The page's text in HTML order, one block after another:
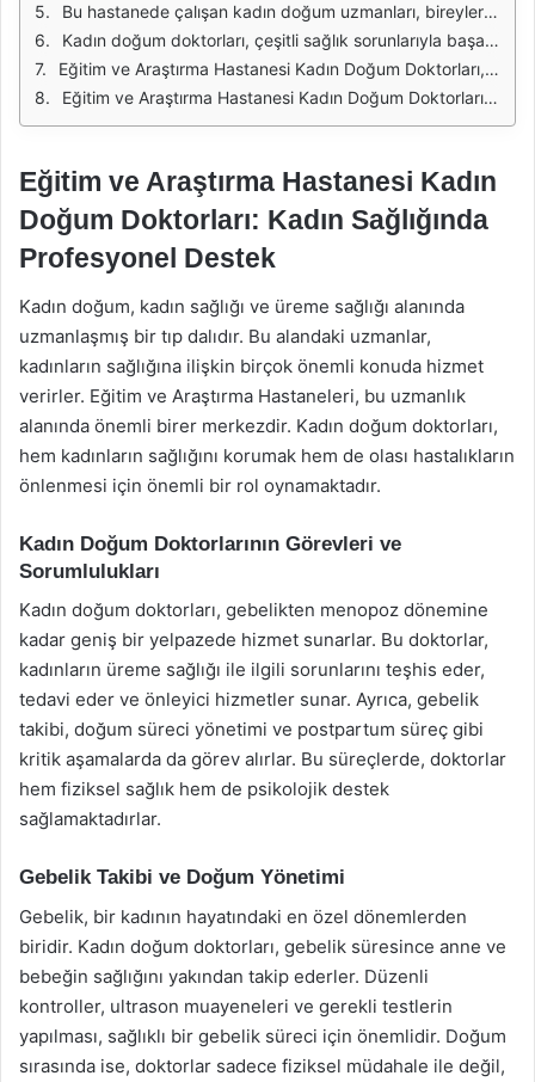
Bu hastanede çalışan kadın doğum uzmanları, bireylerin sağlıklı bir yaşam sürdürmelerine yardımcı olmanın yanı sıra, eğitim ve araştırma faaliyetleriyle de sağlık alanına katkıda bulunmaktadır. Öğrencilere ve stajyer doktorlara mentorluk yaparak, gelecekteki sağlık profesyonellerinin yetişmesine katkı sağlamaktadırlar. Bu durum, hastanenin akademik başarısını da artırmaktadır.
Kadın doğum doktorları, çeşitli sağlık sorunlarıyla başa çıkmak için multidisipliner bir yaklaşım benimsemektedir. Özellikle jinekolojik sorunlar, infertilite ve hormonal dengesizlikler gibi alanlarda uzmanlıkları sayesinde hastalarına bütüncül bir tedavi sunmakta ve gerektiğinde diğer uzmanlık alanlarıyla işbirliği yapmaktadırlar.
Eğitim ve Araştırma Hastanesi Kadın Doğum Doktorları, ayrıca doğum kontrol yöntemleri ve aile planlaması konularında da hastalarına rehberlik etmektedir. Bu süreçte, bireylerin ihtiyaçlarına ve yaşam koşullarına uygun çözümler sunarak, sağlıklı bir aile planlaması yapmalarına yardımcı olmaktadırlar.
Eğitim ve Araştırma Hastanesi Kadın Doğum Doktorları, kadın sağlığına dair geniş bir perspektif sunarak, hastalarının fiziksel ve mental sağlığını korumak için büyük bir özveri ile çalışmaktadır. Bu uzman kadro, hem bireysel sağlık hizmetleri hem de toplumsal sağlık bilincinin artırılması konusunda önemli bir rol oynamaktadır.
Eğitim ve Araştırma Hastanesi Kadın
Doğum Doktorları: Kadın Sağlığında
Profesyonel Destek
Kadın doğum, kadın sağlığı ve üreme sağlığı alanında
uzmanlaşmış bir tıp dalıdır. Bu alandaki uzmanlar,
kadınların sağlığına ilişkin birçok önemli konuda hizmet
verirler. Eğitim ve Araştırma Hastaneleri, bu uzmanlık
alanında önemli birer merkezdir. Kadın doğum doktorları,
hem kadınların sağlığını korumak hem de olası hastalıkların
önlenmesi için önemli bir rol oynamaktadır.
Kadın Doğum Doktorlarının Görevleri ve
Sorumlulukları
Kadın doğum doktorları, gebelikten menopoz dönemine
kadar geniş bir yelpazede hizmet sunarlar. Bu doktorlar,
kadınların üreme sağlığı ile ilgili sorunlarını teşhis eder,
tedavi eder ve önleyici hizmetler sunar. Ayrıca, gebelik
takibi, doğum süreci yönetimi ve postpartum süreç gibi
kritik aşamalarda da görev alırlar. Bu süreçlerde, doktorlar
hem fiziksel sağlık hem de psikolojik destek
sağlamaktadırlar.
Gebelik Takibi ve Doğum Yönetimi
Gebelik, bir kadının hayatındaki en özel dönemlerden
biridir. Kadın doğum doktorları, gebelik süresince anne ve
bebeğin sağlığını yakından takip ederler. Düzenli
kontroller, ultrason muayeneleri ve gerekli testlerin
yapılması, sağlıklı bir gebelik süreci için önemlidir. Doğum
sırasında ise, doktorlar sadece fiziksel müdahale ile değil,